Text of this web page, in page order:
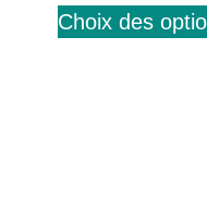
Choix des